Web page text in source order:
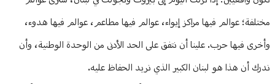
مختلفة؛ عوالم فيها مراكز إيواء، عوالم فيها مطاعم، عوالم فيها هدوء،
وأخرى فيها حرب. علينا أن نتفق على الحد الأدنى من الوحدة الوطنية، وأن
ندرك أن هذا هو لبنان الكبير الذي نريد الحفاظ عليه.